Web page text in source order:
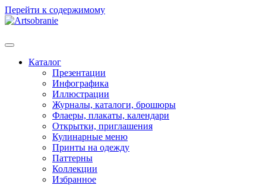
Перейти к содержимому
Каталог
Презентации
Инфографика
Иллюстрации
Журналы, каталоги, брошюры
Флаеры, плакаты, календари
Открытки, приглашения
Кулинарные меню
Принты на одежду
Паттерны
Коллекции
Избранное